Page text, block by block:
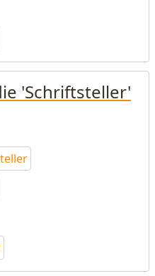
'Schriftsteller'